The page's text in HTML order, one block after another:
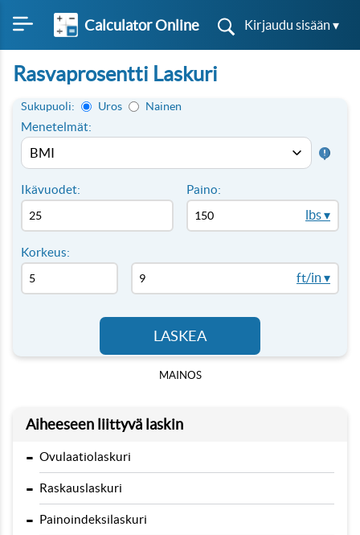
Calculator Online Kirjaudu sisään ▾
Rasvaprosentti Laskuri
Sukupuoli: Uros Nainen
Menetelmät:
Ikävuodet: Paino:
lbs ▾
Korkeus:
ft/in ▾
LASKEA
MAINOS
Aiheeseen liittyvä laskin
- Ovulaatiolaskuri
- Raskauslaskuri
- Painoindeksilaskuri